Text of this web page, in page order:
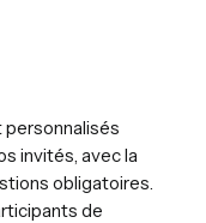
invités, avec la
obligatoires.
de